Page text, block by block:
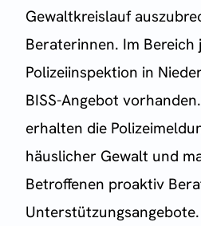
Gewaltkreislauf
Beraterinnen. Im Bereich
Polizeiinspektion in
BISS-Angebot
erhalten die
häuslicher Gewalt und
Betroffenen proaktiv
Unterstützungsangebote.